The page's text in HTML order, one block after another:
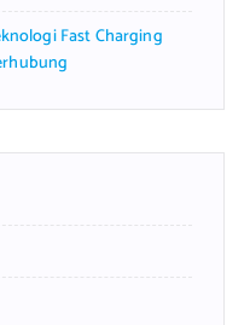
Fast Charging